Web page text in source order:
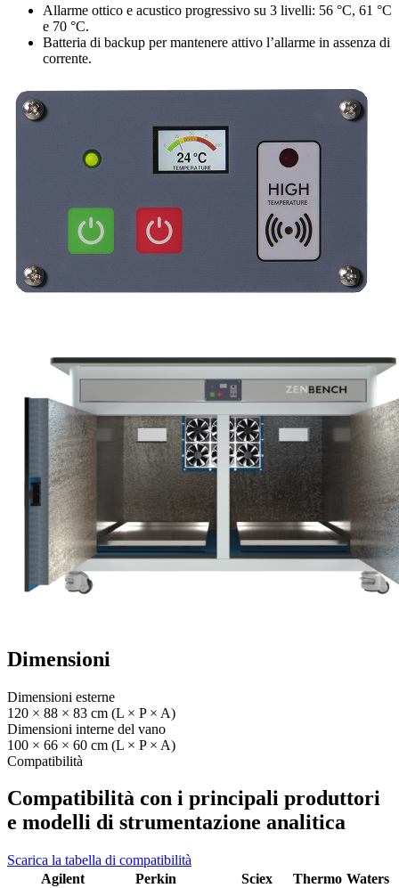
Allarme ottico e acustico progressivo su 3 livelli: 56 °C, 61 °C
e 70 °C.
Batteria di backup per mantenere attivo l’allarme in assenza di
corrente.
Dimensioni
Dimensioni esterne
120 × 88 × 83 cm (L × P × A)
Dimensioni interne del vano
100 × 66 × 60 cm (L × P × A)
Compatibilità
Compatibilità con i principali produttori
e modelli di strumentazione analitica
Scarica la tabella di compatibilità
Agilent
Perkin Sciex Thermo Waters